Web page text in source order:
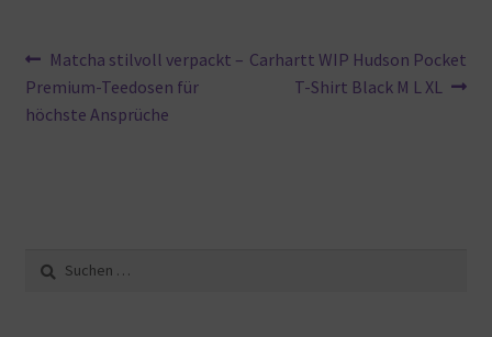
Beitragsnavigation
Vorheriger
Beitrag:
Matcha stilvoll verpackt –
Premium-Teedosen für
höchste Ansprüche
Nächster
Beitrag:
Carhartt WIP Hudson Pocket
T-Shirt Black M L XL
Suche
nach: